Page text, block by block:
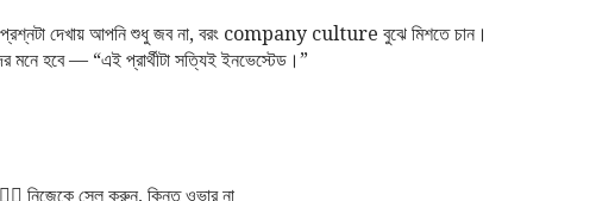
দেখায় আপনি শুধু জব না, বরং company culture বুঝে মিশতে চান।
মনে হবে — “এই প্রার্থীটা সত্যিই ইনভেস্টেড।”
নিজেকে সেল করুন, কিন্তু ওভার না